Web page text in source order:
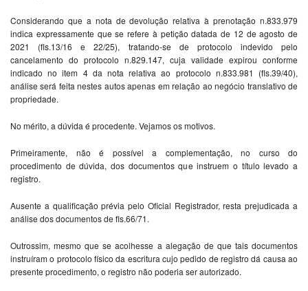
Considerando que a nota de devolução relativa à prenotação n.833.979
indica expressamente que se refere à petição datada de 12 de agosto de
2021 (fls.13/16 e 22/25), tratando-se de protocolo indevido pelo
cancelamento do protocolo n.829.147, cuja validade expirou conforme
indicado no item 4 da nota relativa ao protocolo n.833.981 (fls.39/40),
análise será feita nestes autos apenas em relação ao negócio translativo de
propriedade.
No mérito, a dúvida é procedente. Vejamos os motivos.
Primeiramente, não é possível a complementação, no curso do
procedimento de dúvida, dos documentos que instruem o título levado a
registro.
Ausente a qualificação prévia pelo Oficial Registrador, resta prejudicada a
análise dos documentos de fls.66/71.
Outrossim, mesmo que se acolhesse a alegação de que tais documentos
instruíram o protocolo físico da escritura cujo pedido de registro dá causa ao
presente procedimento, o registro não poderia ser autorizado.